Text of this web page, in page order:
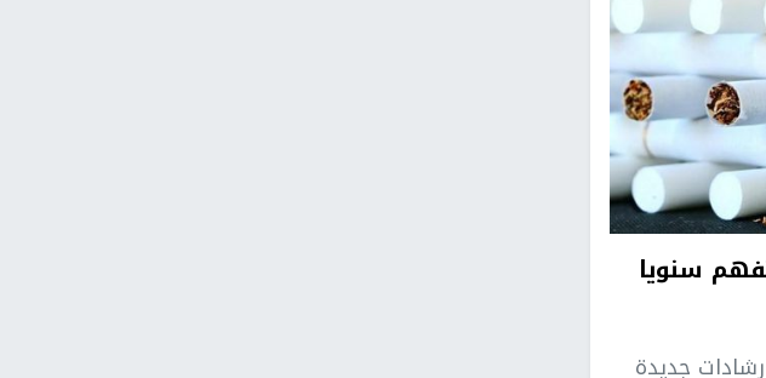
سنويا
جديدة